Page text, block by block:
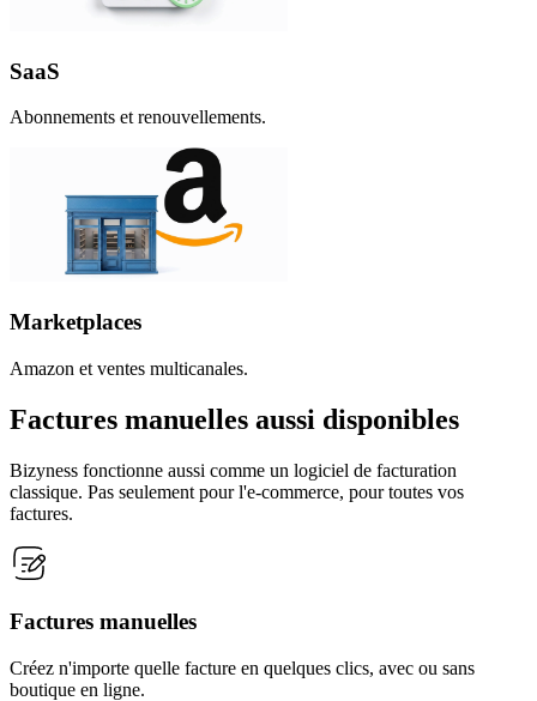
SaaS
Abonnements et renouvellements.
Marketplaces
Amazon et ventes multicanales.
Factures manuelles aussi disponibles
Bizyness fonctionne aussi comme un logiciel de facturation
classique. Pas seulement pour l'e-commerce, pour toutes vos
factures.
Factures manuelles
Créez n'importe quelle facture en quelques clics, avec ou sans
boutique en ligne.